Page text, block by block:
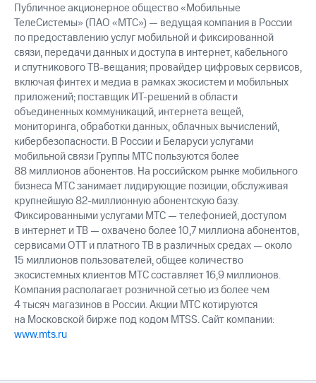
Публичное акционерное общество «Мобильные
ТелеСистемы» (ПАО «МТС») — ведущая компания в России
по предоставлению услуг мобильной и фиксированной
связи, передачи данных и доступа в интернет, кабельного
и спутникового ТВ-вещания; провайдер цифровых сервисов,
включая финтех и медиа в рамках экосистем и мобильных
приложений; поставщик ИТ-решений в области
объединенных коммуникаций, интернета вещей,
мониторинга, обработки данных, облачных вычислений,
кибербезопасности. В России и Беларуси услугами
мобильной связи Группы МТС пользуются более
88 миллионов абонентов. На российском рынке мобильного
бизнеса МТС занимает лидирующие позиции, обслуживая
крупнейшую 82-миллионную абонентскую базу.
Фиксированными услугами МТС — телефонией, доступом
в интернет и ТВ — охвачено более 10,7 миллиона абонентов,
сервисами OTT и платного ТВ в различных средах — около
15 миллионов пользователей, общее количество
экосистемных клиентов МТС составляет 16,9 миллионов.
Компания располагает розничной сетью из более чем
4 тысяч магазинов в России. Акции МТС котируются
на Московской бирже под кодом MTSS. Сайт компании:
www.mts.ru